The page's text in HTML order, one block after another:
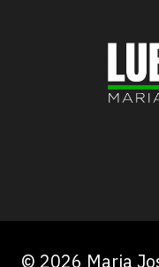
© 2026 Maria